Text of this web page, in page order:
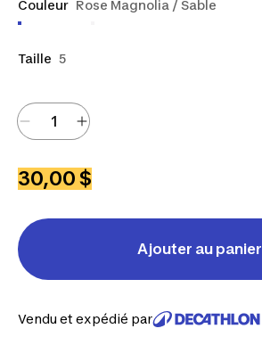
Couleur Rose Magnolia / Sable
Taille 5
30,00 $
Ajouter au panier
Vendu et expédié par